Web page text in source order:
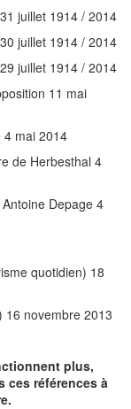
juillet 1914 / 2014
juillet 1914 / 2014
juillet 1914 / 2014
11 mai
4 mai 2014
de Herbesthal 4
Depage 4
quotidien) 18
16 novembre 2013
plus,
ces références à